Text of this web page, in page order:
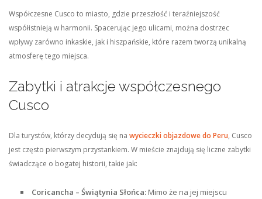
Współczesne Cusco to miasto, gdzie przeszłość i teraźniejszość
współistnieją w harmonii. Spacerując jego ulicami, można dostrzec
wpływy zarówno inkaskie, jak i hiszpańskie, które razem tworzą unikalną
atmosferę tego miejsca.
Zabytki i atrakcje współczesnego
Cusco
Dla turystów, którzy decydują się na wycieczki objazdowe do Peru, Cusco
jest często pierwszym przystankiem. W mieście znajdują się liczne zabytki
świadczące o bogatej historii, takie jak:
Coricancha – Świątynia Słońca: Mimo że na jej miejscu